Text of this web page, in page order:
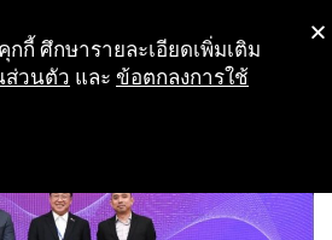
กี้ ศึกษารายละเอียดเพิ่มเติม
ส่วนตัว และ ข้อตกลงการใช้